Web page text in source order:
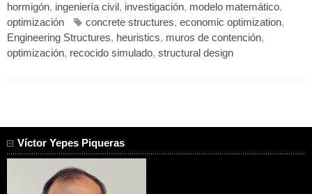
hormigón, ingeniería civil , investigación, modelo matemático,
optimización
concrete structures, economic optimization,
Engineering Structures, heuristics, muros de contención,
optimización, recocido simulado, structural design
Víctor Yepes Piqueras